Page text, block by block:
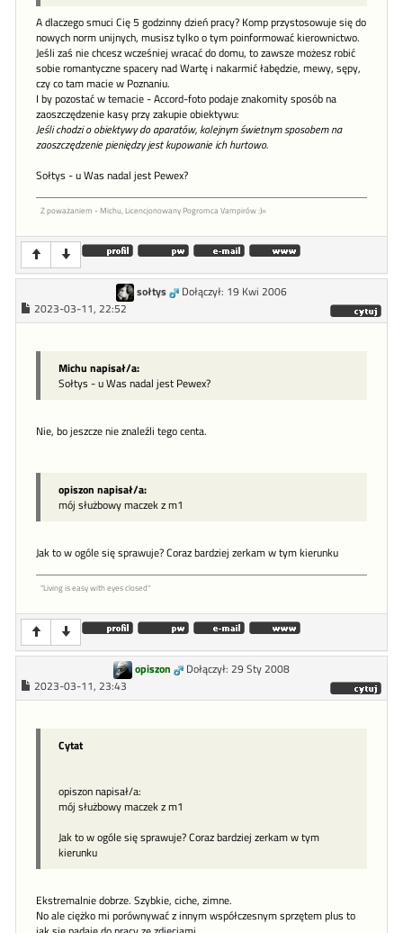
A dlaczego smuci Cię 5 godzinny dzień pracy? Komp przystosowuje się do
nowych norm unijnych, musisz tylko o tym poinformować kierownictwo.
Jeśli zaś nie chcesz wcześniej wracać do domu, to zawsze możesz robić
sobie romantyczne spacery nad Wartę i nakarmić łabędzie, mewy, sępy,
czy co tam macie w Poznaniu.
I by pozostać w temacie - Accord-foto podaje znakomity sposób na
zaoszczędzenie kasy przy zakupie obiektywu:
Jeśli chodzi o obiektywy do aparatów, kolejnym świetnym sposobem na
zaoszczędzenie pieniędzy jest kupowanie ich hurtowo.
Sołtys - u Was nadal jest Pewex?
Z poważaniem - Michu, Licencjonowany Pogromca Vampirów :)=
sołtys
Dołączył: 19 Kwi 2006
2023-03-11, 22:52
Michu napisał/a:
Sołtys - u Was nadal jest Pewex?
Nie, bo jeszcze nie znaleźli tego centa.
opiszon napisał/a:
mój służbowy maczek z m1
Jak to w ogóle się sprawuje? Coraz bardziej zerkam w tym kierunku
"Living is easy with eyes closed"
opiszon
Dołączył: 29 Sty 2008
2023-03-11, 23:43
Cytat
opiszon napisał/a:
mój służbowy maczek z m1
Jak to w ogóle się sprawuje? Coraz bardziej zerkam w tym
kierunku
Ekstremalnie dobrze. Szybkie, ciche, zimne.
No ale ciężko mi porównywać z innym współczesnym sprzętem plus to